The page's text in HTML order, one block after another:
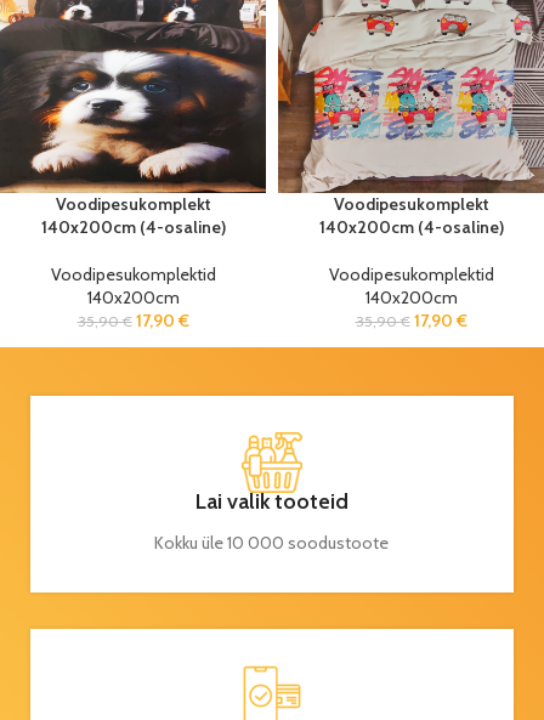
Voodipesukomplekt
140x200cm (4-osaline)
Voodipesukomplektid
140x200cm
35,90€ 17,90 €
Voodipesukomplekt
140x200cm (4-osaline)
Voodipesukomplektid
140x200cm
35,90€ 17,90 €
Lai valik tooteid
Kokku üle 10 000 soodustoote